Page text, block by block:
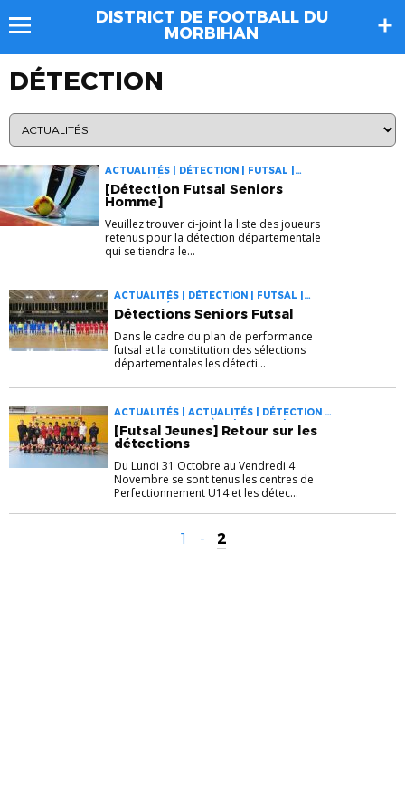
DISTRICT DE FOOTBALL DU
MORBIHAN
DÉTECTION
ACTUALITÉS | DÉTECTION | FUTSAL |
FUTSAL DÉTECTION
[Détection Futsal Seniors
Homme]
Veuillez trouver ci-joint la liste des joueurs
retenus pour la détection départementale
qui se tiendra le...
ACTUALITÉS | DÉTECTION | FUTSAL |
FUTSAL DÉTECTION
Détections Seniors Futsal
Dans le cadre du plan de performance
futsal et la constitution des sélections
départementales les détecti...
ACTUALITÉS | ACTUALITÉS | DÉTECTION |
FOOT DES JEUNES À 11 | FUTSAL | FUTSAL
DÉTECTION
[Futsal Jeunes] Retour sur les
détections
Du Lundi 31 Octobre au Vendredi 4
Novembre se sont tenus les centres de
Perfectionnement U14 et les détec...
1 - 2